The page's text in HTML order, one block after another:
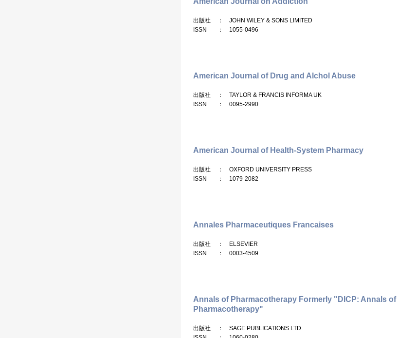
出版社
： JOHN WILEY & SONS LIMITED
ISSN
： 1055-0496
American Journal of Drug and Alchol Abuse
出版社
： TAYLOR & FRANCIS INFORMA UK
ISSN
： 0095-2990
American Journal of Health-System Pharmacy
出版社
： OXFORD UNIVERSITY PRESS
ISSN
： 1079-2082
Annales Pharmaceutiques Francaises
出版社
： ELSEVIER
ISSN
： 0003-4509
Annals of Pharmacotherapy Formerly "DICP: Annals of
Pharmacotherapy"
出版社
： SAGE PUBLICATIONS LTD.